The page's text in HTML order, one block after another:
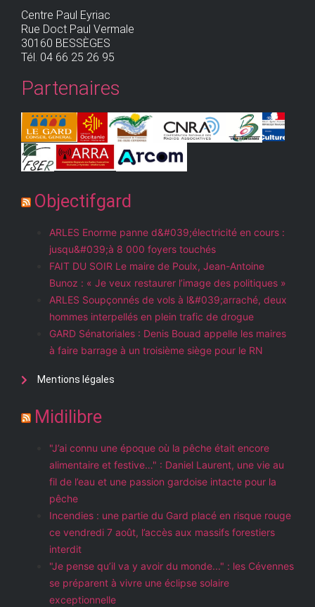
Centre Paul Eyriac
Rue Doct Paul Vermale
30160 BESSÈGES
Tél. 04 66 25 26 95
Partenaires
Objectifgard
ARLES Enorme panne d&#039;électricité en cours :
jusqu&#039;à 8 000 foyers touchés
FAIT DU SOIR Le maire de Poulx, Jean-Antoine
Bunoz : « Je veux restaurer l’image des politiques »
ARLES Soupçonnés de vols à l&#039;arraché, deux
hommes interpellés en plein trafic de drogue
GARD Sénatoriales : Denis Bouad appelle les maires
à faire barrage à un troisième siège pour le RN
Mentions légales
Midilibre
"J’ai connu une époque où la pêche était encore
alimentaire et festive…" : Daniel Laurent, une vie au
fil de l’eau et une passion gardoise intacte pour la
pêche
Incendies : une partie du Gard placé en risque rouge
ce vendredi 7 août, l’accès aux massifs forestiers
interdit
"Je pense qu’il va y avoir du monde..." : les Cévennes
se préparent à vivre une éclipse solaire
exceptionnelle